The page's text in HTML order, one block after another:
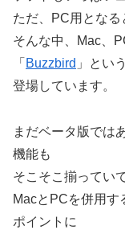
ただ、PC用となる
そんな中、Mac、
「 Buzzbird 」とい
登場しています。
まだベータ版では
機能も
そこそこ揃ってい
MacとPCを併用す
ポイントに